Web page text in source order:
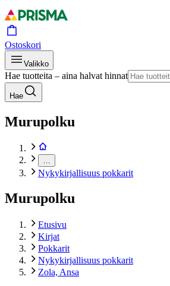
Ostoskori
Valikko
Hae tuotteita – aina halvat hinnat
Hae
Murupolku
Nykykirjallisuus pokkarit
Murupolku
Etusivu
Kirjat
Pokkarit
Nykykirjallisuus pokkarit
Zola, Ansa